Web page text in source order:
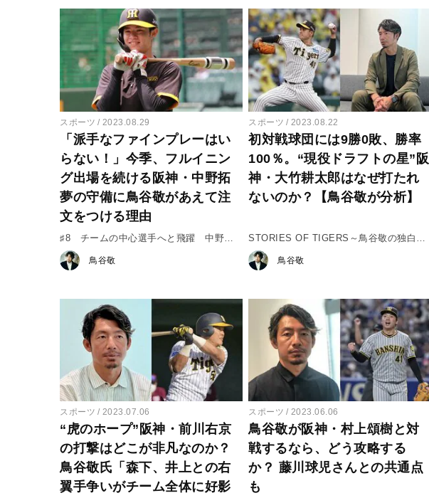
スポーツ 2023.08.29
「派手なファインプレーはい
らない！」今季、フルイニン
グ出場を続ける阪神・中野拓
夢の守備に鳥谷敬があえて注
文をつける理由
♯8 チームの中心選手へと飛躍 中野拓
夢選手
鳥谷敬
スポーツ 2023.08.22
初対戦球団には9勝0敗、勝率
100％。“現役ドラフトの星”阪
神・大竹耕太郎はなぜ打たれ
ないのか？【鳥谷敬が分析】
STORIES OF TIGERS～鳥谷敬の独白～
♯７「現役ドラフトを機に開花 大竹耕太
鳥谷敬
スポーツ 2023.07.06
“虎のホープ”阪神・前川右京
の打撃はどこが非凡なのか？
鳥谷敬氏「森下、井上との右
翼手争いがチーム全体に好影
スポーツ 2023.06.06
鳥谷敬が阪神・村上頌樹と対
戦するなら、どう攻略する
か？ 藤川球児さんとの共通点
も